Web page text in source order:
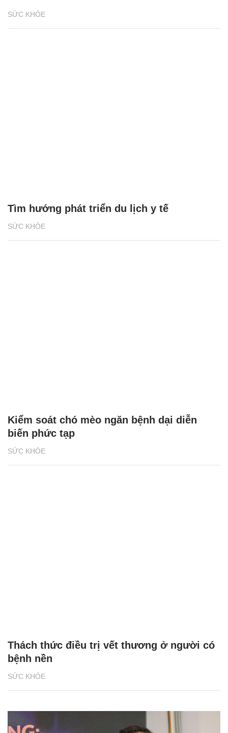
SỨC KHỎE
SỨC KHỎE
Tìm hướng phát triển du lịch y tế
SỨC KHỎE
Kiểm soát chó mèo ngăn bệnh dại diễn
biến phức tạp
SỨC KHỎE
Thách thức điều trị vết thương ở người có
bệnh nền